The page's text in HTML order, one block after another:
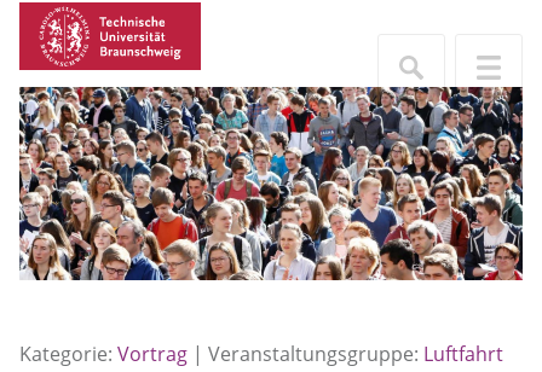
Kategorie: Vortrag | Veranstaltungsgruppe: Luftfahrt